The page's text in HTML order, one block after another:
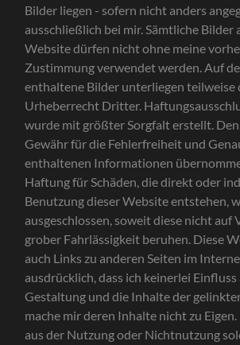
Bilder liegen - sofern nicht anders
ausschließlich bei mir. Sämtliche Bilder
Website dürfen nicht ohne meine
Zustimmung verwendet werden. Auf
enthaltene Bilder unterliegen teilweise
Urheberrecht Dritter.
wurde mit größter Sorgfalt erstellt.
Gewähr für die Fehlerfreiheit und
enthaltenen Informationen
Haftung für Schäden, die direkt oder
Benutzung dieser Website entstehen,
ausgeschlossen, soweit diese nicht auf
grober Fahrlässigkeit beruhen. Diese
auch Links zu anderen Seiten im
ausdrücklich, dass ich keinerlei Einfluss
Gestaltung und die Inhalte der
mache mir deren Inhalte nicht zu Eigen.
aus der Nutzung oder Nichtnutzung